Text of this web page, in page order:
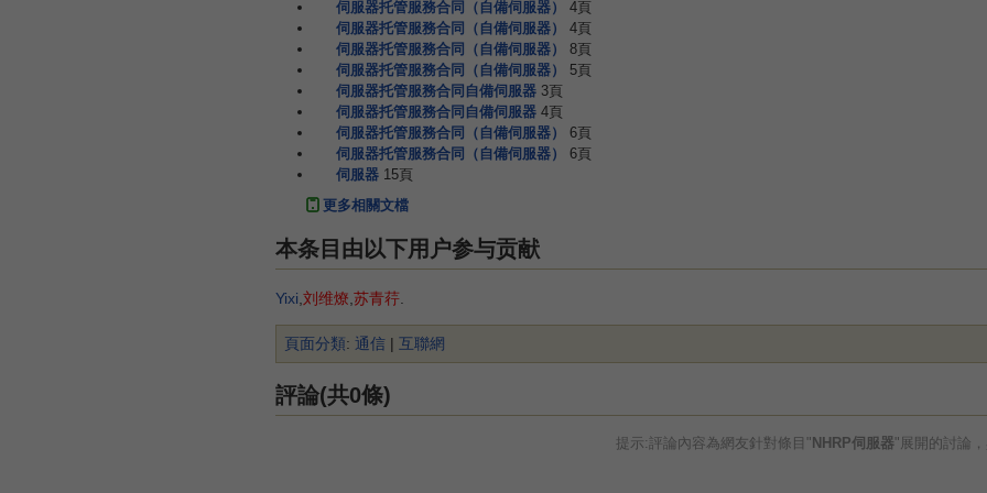
伺服器托管服務合同（自備伺服器）
4頁
伺服器托管服務合同（自備伺服器）
4頁
伺服器托管服務合同（自備伺服器）
8頁
伺服器托管服務合同（自備伺服器）
5頁
伺服器托管服務合同自備伺服器 3頁
伺服器托管服務合同自備伺服器 4頁
伺服器托管服務合同（自備伺服器）
6頁
伺服器托管服務合同（自備伺服器）
6頁
伺服器 15頁
更多相關文檔
本条目由以下用户参与贡献
Yixi 刘维燎 苏青荇
頁面分類: 通信 | 互聯網
評論(共0條)
提示:評論內容為網友針對條目" NHRP伺服器"展開的討論